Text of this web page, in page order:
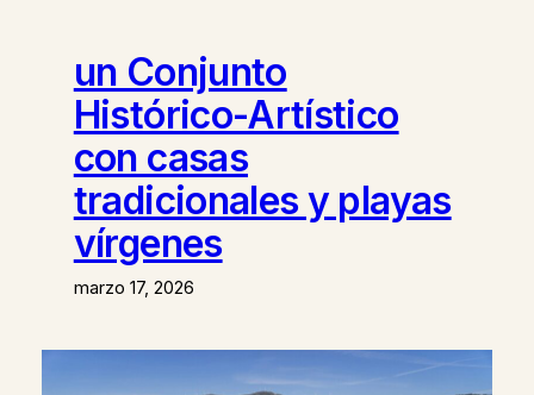
un Conjunto
Histórico-Artístico
con casas
tradicionales y playas
vírgenes
marzo 17, 2026